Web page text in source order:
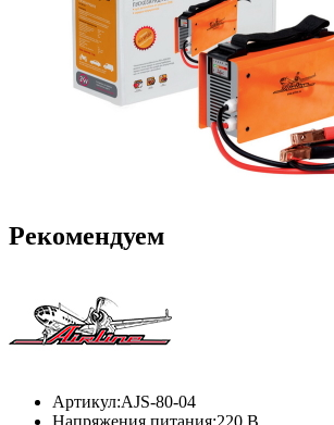
Рекомендуем
Артикул:AJS-80-04
Напряжения питания:220 В